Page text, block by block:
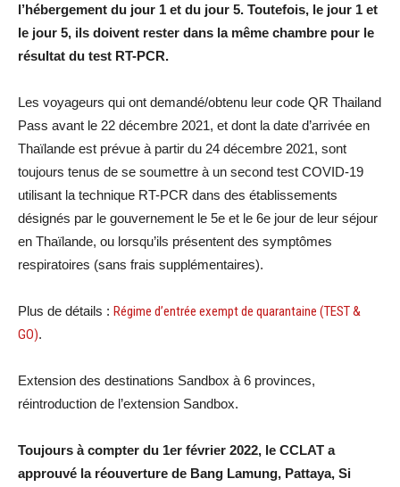
l’hébergement du jour 1 et du jour 5. Toutefois, le jour 1 et
le jour 5, ils doivent rester dans la même chambre pour le
résultat du test RT-PCR.
Les voyageurs qui ont demandé/obtenu leur code QR Thailand
Pass avant le 22 décembre 2021, et dont la date d’arrivée en
Thaïlande est prévue à partir du 24 décembre 2021, sont
toujours tenus de se soumettre à un second test COVID-19
utilisant la technique RT-PCR dans des établissements
désignés par le gouvernement le 5e et le 6e jour de leur séjour
en Thaïlande, ou lorsqu’ils présentent des symptômes
respiratoires (sans frais supplémentaires).
Plus de détails : Régime d’entrée exempt de quarantaine (TEST &
GO).
Extension des destinations Sandbox à 6 provinces,
réintroduction de l’extension Sandbox.
Toujours à compter du 1er février 2022, le CCLAT a
approuvé la réouverture de Bang Lamung, Pattaya, Si